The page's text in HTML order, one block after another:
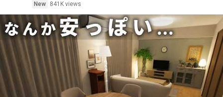
New
841K views